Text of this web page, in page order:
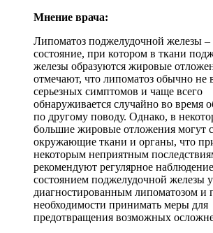
Мнение врача:
Липоматоз поджелудочной железы –
состояние, при котором в ткани
железы образуются жировые
отмечают, что липоматоз обычно не
серьезных симптомов и чаще всего
обнаруживается случайно во время
по другому поводу. Однако, в
большие жировые отложения могут
окружающие ткани и органы, что
некоторым неприятным
рекомендуют регулярное
состоянием поджелудочной железы
диагностированным липоматозом и
необходимости принимать меры для
предотвращения возможных